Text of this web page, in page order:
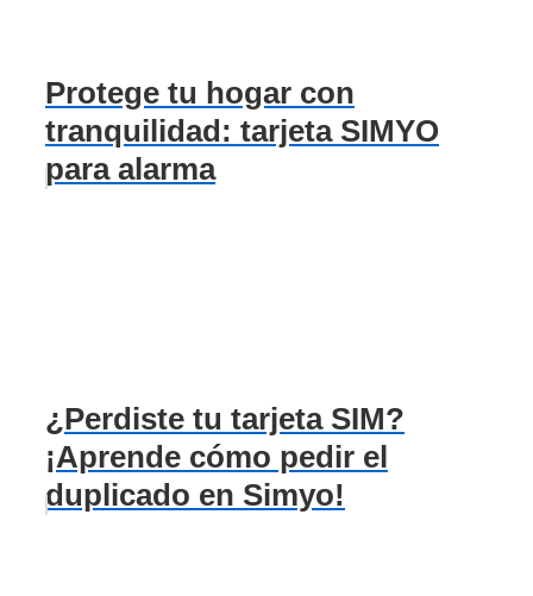
Protege tu hogar con
tranquilidad: tarjeta SIMYO
para alarma
¿Perdiste tu tarjeta SIM?
¡Aprende cómo pedir el
duplicado en Simyo!